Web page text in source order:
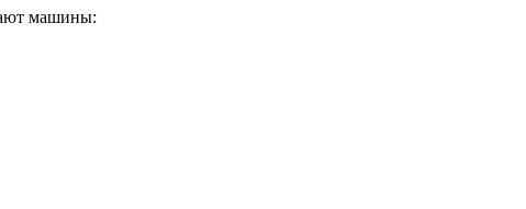
машины: